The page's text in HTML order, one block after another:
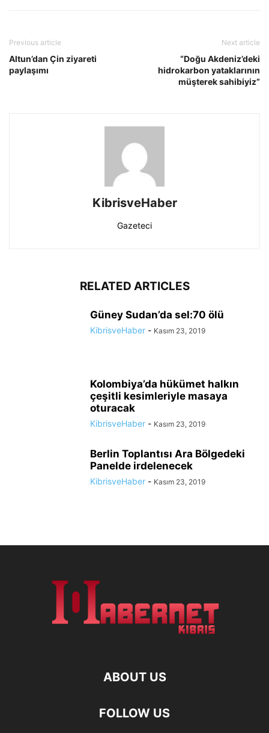
Previous article
Altun’dan Çin ziyareti
paylaşımı
Next article
“Doğu Akdeniz’deki
hidrokarbon yataklarının
müşterek sahibiyiz”
KibrisveHaber
Gazeteci
RELATED ARTICLES
Güney Sudan’da sel:70 ölü
KibrisveHaber - Kasım 23, 2019
Kolombiya’da hükümet halkın
çeşitli kesimleriyle masaya
oturacak
KibrisveHaber - Kasım 23, 2019
Berlin Toplantısı Ara Bölgedeki
Panelde irdelenecek
KibrisveHaber - Kasım 23, 2019
ABOUT US
FOLLOW US